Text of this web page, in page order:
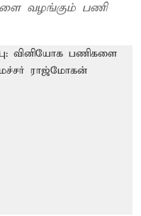
வழங்கும் பணி